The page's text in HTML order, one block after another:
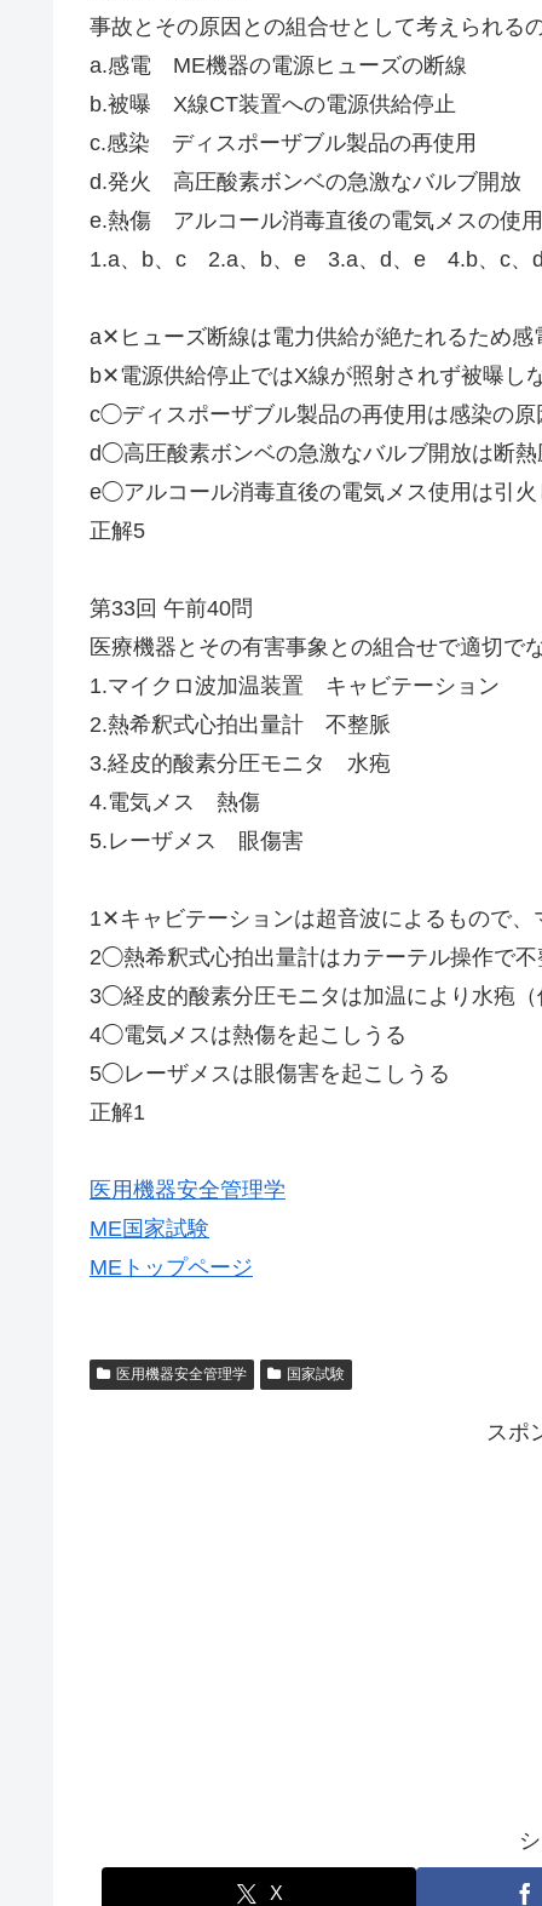
事故とその原因との組合せとして考えられる
a.感電 ME機器の電源ヒューズの断線
b.被曝 X線CT装置への電源供給停止
c.感染 ディスポーザブル製品の再使用
d.発火 高圧酸素ボンベの急激なバルブ開放
e.熱傷 アルコール消毒直後の電気メスの使用
1.a、b、c 2.a、b、e 3.a、d、e 4.b、c、
a✕ヒューズ断線は電力供給が絶たれるため感
b✕電源供給停止ではX線が照射されず被曝し
c◯ディスポーザブル製品の再使用は感染の原
d◯高圧酸素ボンベの急激なバルブ開放は断熱
e◯アルコール消毒直後の電気メス使用は引火
正解5
第33回 午前40問
医療機器とその有害事象との組合せで適切で
1.マイクロ波加温装置 キャビテーション
2.熱希釈式心拍出量計 不整脈
3.経皮的酸素分圧モニタ 水疱
4.電気メス 熱傷
5.レーザメス 眼傷害
1✕キャビテーションは超音波によるもので
2◯熱希釈式心拍出量計はカテーテル操作で不
3◯経皮的酸素分圧モニタは加温により水疱
4◯電気メスは熱傷を起こしうる
5◯レーザメスは眼傷害を起こしうる
正解1
医用機器安全管理学
ME国家試験
MEトップページ
医用機器安全管理学 国家試験
スポ
X